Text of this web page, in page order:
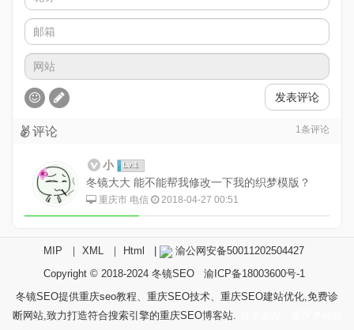
发表评论
评论 1条评论
小 Lv.1
冬镜大大 能不能帮我修改一下我的织梦模版？
重庆市 电信 2018-04-27 00:51
MIP ｜ XML ｜ Html
渝公网安备50011202504427
Copyright © 2018-2024 冬镜SEO
渝ICP备18003600号-1
冬镜SEO提供重庆seo教程、重庆SEO技术、重庆SEO建站优化,免费诊
断网站,致力打造符合搜索引擎的重庆SEO博客站.